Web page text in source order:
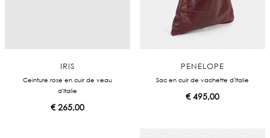
IRIS
Ceinture rose en cuir de veau
d'Italie
€265,00
PENELOPE
Sac en cuir de vachette d'Italie
€495,00